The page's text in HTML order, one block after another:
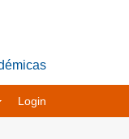
Login